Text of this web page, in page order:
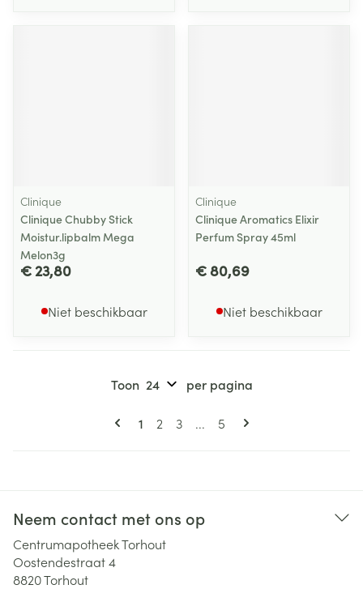
Clinique
Clinique Chubby Stick
Moistur.lipbalm Mega
Melon3g
€ 23,80
Niet beschikbaar
Clinique
Clinique Aromatics Elixir
Perfum Spray 45ml
€ 80,69
Niet beschikbaar
Pagina's
U lees momenteel pagina
1 Pagina
2 Pagina
3 ... Pagina
5
Toon per pagina
Neem contact met ons op
Centrumapotheek Torhout
Oostendestraat 4
8820Torhout